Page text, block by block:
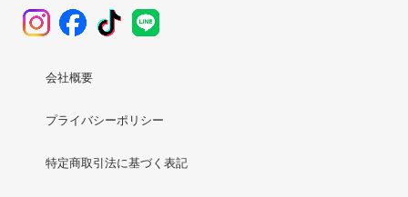
会社概要
プライバシーポリシー
特定商取引法に基づく表記